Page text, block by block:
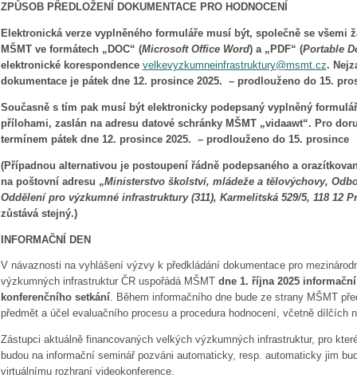
ZPŮSOB PŘEDLOŽENÍ DOKUMENTACE PRO HODNOCENÍ
Elektronická verze vyplněného formuláře musí být, společně se všemi
MŠMT ve formátech „DOC“ (Microsoft Office Word) a „PDF“ (Portable
elektronické korespondence velkevyzkumneinfrastruktury@msmt.cz.
dokumentace je pátek dne 12. prosince 2025. –prodlouženo do 15.
Současně s tím pak musí být elektronicky podepsaný vyplněný
přílohami, zaslán na adresu datové schránky MŠMT „vidaawt“. Pro
termínem pátek dne 12. prosince 2025. –prodlouženo do 15. prosince
(Případnou alternativou je postoupení řádně podepsaného a
na poštovní adresu „Ministerstvo školství, mládeže a tělovýchovy,
Oddělení pro výzkumné infrastruktury (311), Karmelitská 529/5, 118 12
zůstává stejný.)
INFORMAČNÍ DEN
V návaznosti na vyhlášení výzvy k předkládání dokumentace pro
výzkumných infrastruktur ČR uspořádá MŠMT dne 1. října 2025
konferenčního setkání. Během informačního dne bude ze strany MŠMT
předmět a účel evaluačního procesu a procedura hodnocení, včetně dílčích
Zástupci aktuálně financovaných velkých výzkumných infrastruktur, pro
budou na informační seminář pozváni automaticky, resp. automaticky jim
virtuálnímu rozhraní videokonference.